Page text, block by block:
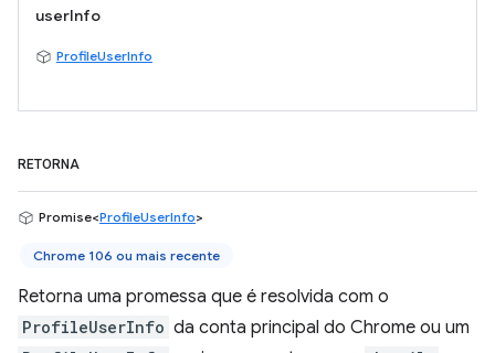
userInfo
ProfileUserInfo
RETORNA
Promise<ProfileUserInfo>
Chrome 106 ou mais recente
Retorna uma promessa que é resolvida com o
ProfileUserInfo da conta principal do Chrome ou um